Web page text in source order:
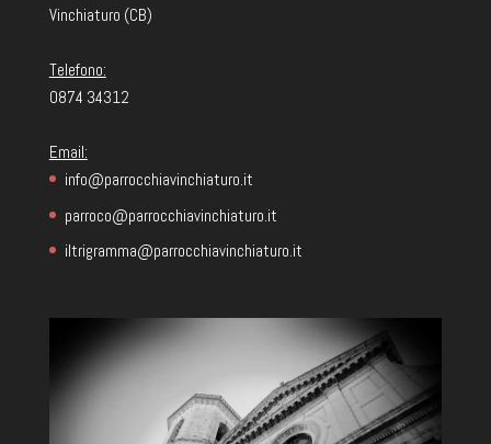
Vinchiaturo (CB)
Telefono:
0874 34312
Email:
info@parrocchiavinchiaturo.it
parroco@parrocchiavinchiaturo.it
iltrigramma@parrocchiavinchiaturo.it